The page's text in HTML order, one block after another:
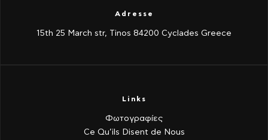
Adresse
15th 25 March str, Tinos 84200 Cyclades Greece
Links
Φωτογραφίες
Ce Qu’ils Disent de Nous